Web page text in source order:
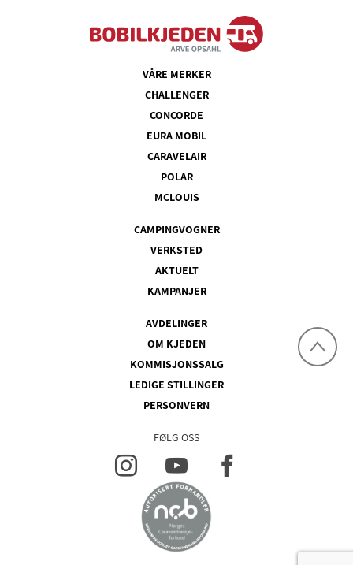
VÅRE MERKER
CHALLENGER
CONCORDE
EURA MOBIL
CARAVELAIR
POLAR
MCLOUIS
CAMPINGVOGNER
VERKSTED
AKTUELT
KAMPANJER
AVDELINGER
OM KJEDEN
KOMMISJONSSALG
LEDIGE STILLINGER
PERSONVERN
FØLG OSS